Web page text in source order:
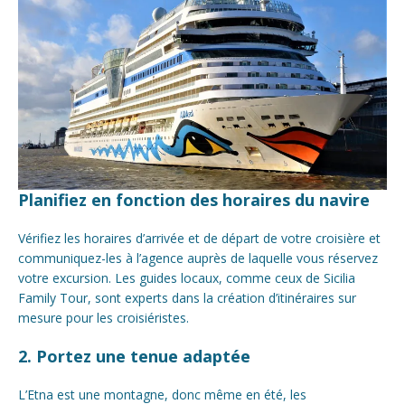
Planifiez en fonction des horaires du navire
Vérifiez les horaires d’arrivée et de départ de votre croisière et
communiquez-les à l’agence auprès de laquelle vous réservez
votre excursion. Les guides locaux, comme ceux de Sicilia
Family Tour, sont experts dans la création d’itinéraires sur
mesure pour les croisiéristes.
2. Portez une tenue adaptée
L’Etna est une montagne, donc même en été, les